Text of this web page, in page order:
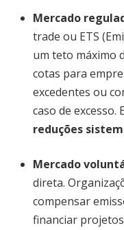
Mercado
trade ou ETS
um teto máximo
cotas para
excedentes ou
caso de
reduções
Mercado
direta.
compensar
financiar